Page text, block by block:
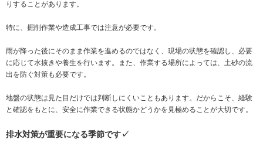
りすることがあります。
特に、掘削作業や造成工事では注意が必要です。
雨が降った後にそのまま作業を進めるのではなく、現場の状態を確認し、必要
に応じて水抜きや養生を行います。また、作業する場所によっては、土砂の流
出を防ぐ対策も必要です。
地盤の状態は見た目だけでは判断しにくいこともあります。だからこそ、経験
と確認をもとに、安全に作業できる状態かどうかを見極めることが大切です。
排水対策が重要になる季節です✓